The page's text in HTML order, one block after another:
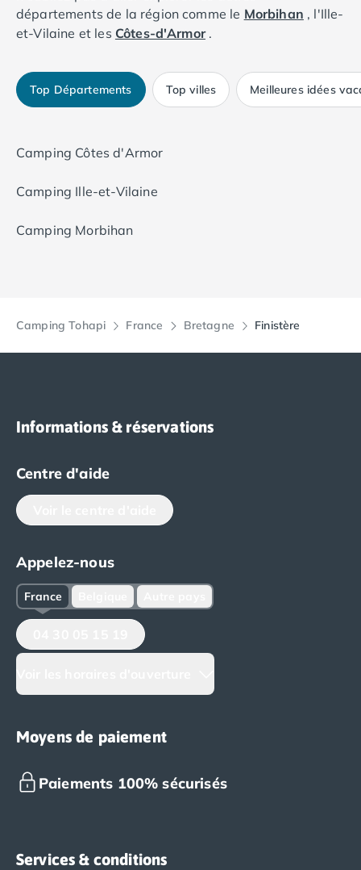
propose un bel espace aquatique. Vous pourrez vous
faire des entraînements de tir à l'arc, des matchs de
tennis. Pour vous restaurer vous trouverez un
restaurant, une pizzeria, un bar ainsi qu'une
départements de la région comme le Morbihan , l'Ille-
et-Vilaine et les Côtes-d'Armor.
Top Départements Top villes Meilleures idées
Camping Côtes d'Armor
Camping Ille-et-Vilaine
Camping Morbihan
Camping Tohapi France Bretagne Finistère
Informations & réservations
Centre d'aide
Appelez-nous
France
Moyens de paiement
Paiements 100% sécurisés
Services & conditions